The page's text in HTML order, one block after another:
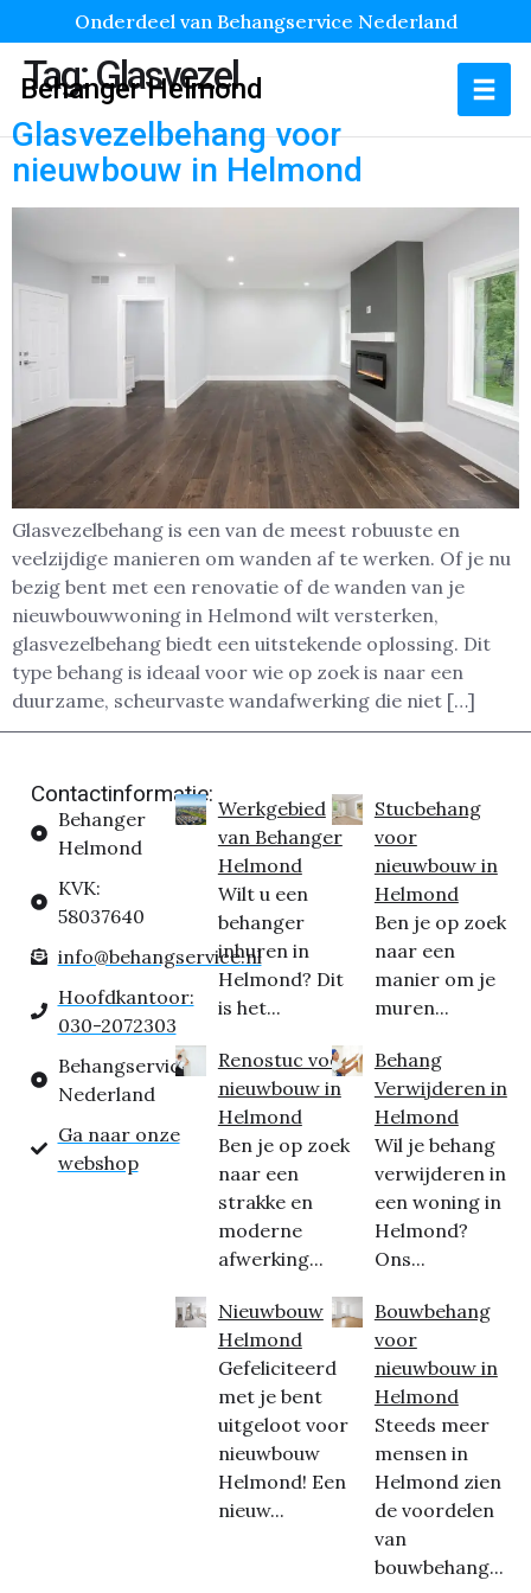
Onderdeel van Behangservice Nederland
Behanger Helmond
Tag:Glasvezel
Glasvezelbehang voor
nieuwbouw in Helmond
Glasvezelbehang is een van de meest robuuste en
veelzijdige manieren om wanden af te werken. Of je nu
bezig bent met een renovatie of de wanden van je
nieuwbouwwoning in Helmond wilt versterken,
glasvezelbehang biedt een uitstekende oplossing. Dit
type behang is ideaal voor wie op zoek is naar een
duurzame, scheurvaste wandafwerking die niet […]
Contactinformatie:
Behanger
Helmond
KVK:
58037640
info@behangservice.nl
Hoofdkantoor:
030-2072303
Behangservice
Nederland
Ga naar onze
webshop
Werkgebied
van Behanger
Helmond
Wilt u een
behanger
inhuren in
Helmond? Dit
is het...
Renostuc voor
nieuwbouw in
Helmond
Ben je op zoek
naar een
strakke en
moderne
afwerking...
Nieuwbouw
Helmond
Gefeliciteerd
met je bent
uitgeloot voor
nieuwbouw
Helmond! Een
nieuw...
Stucbehang
voor
nieuwbouw in
Helmond
Ben je op zoek
naar een
manier om je
muren...
Behang
Verwijderen in
Helmond
Wil je behang
verwijderen in
een woning in
Helmond?
Ons...
Bouwbehang
voor
nieuwbouw in
Helmond
Steeds meer
mensen in
Helmond zien
de voordelen
van
bouwbehang...